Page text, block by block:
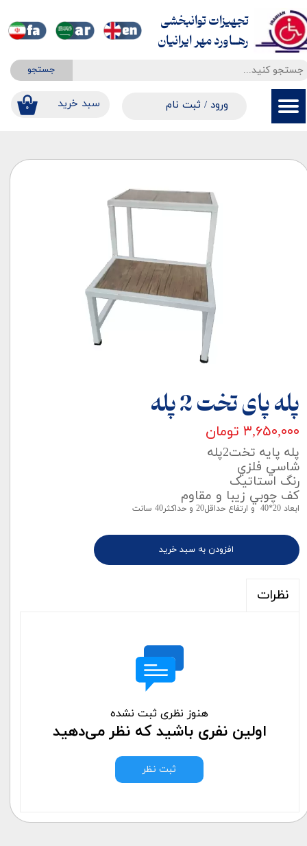
جستجو
۰ ​​سبد خرید ورود / ثبت نام
حساب کاربری من
سفارشات
خروج از حساب کاربری
تجهیزات توانبخشی
​​​​​​​رهــاورد مهر ایرانیان
پله پای تخت 2 پله
۳,۶۵۰,۰۰۰ تومان
پله پایه تخت2پله
شاسي فلزي
رنگ استاتيک
کف چوبي زيبا و مقاوم
ابعاد 20*40 و ارتفاع حداقل20 و حداکثر40 سانت
افزودن به سبد خرید
نظرات
هنوز نظری ثبت نشده
اولین نفری باشید که نظر می‌دهید
ثبت نظر